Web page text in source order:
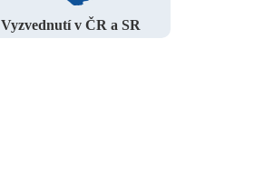
Vyzvednutí v ČR a SR